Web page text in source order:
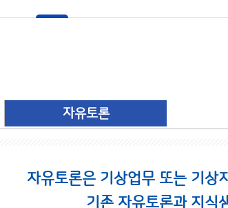
자유토론
자유토론은 기상업무 또는 기상
기존 자유토론과 지식